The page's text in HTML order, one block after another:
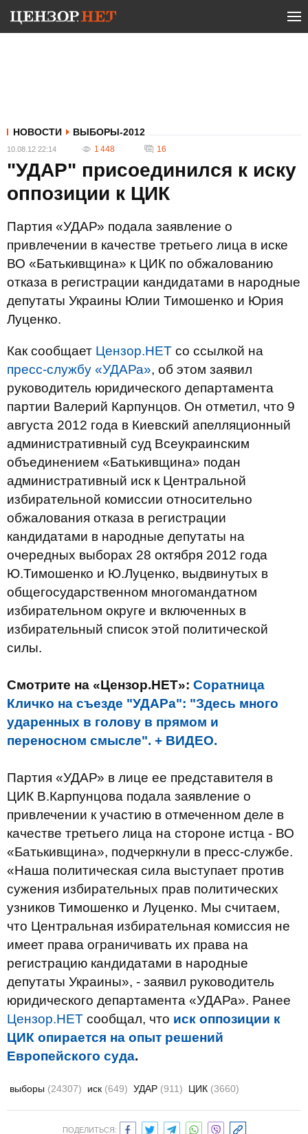
НОВОСТИ ВЫБОРЫ-2012
10.08.12 22:14 1 448 16
"УДАР" присоединился к иску
оппозиции к ЦИК
Партия «УДАР» подала заявление о
привлечении в качестве третьего лица в иске
ВО «Батькивщина» к ЦИК по обжалованию
отказа в регистрации кандидатами в народные
депутаты Украины Юлии Тимошенко и Юрия
Луценко.
Как сообщает Цензор.НЕТ со ссылкой на
пресс-службу «УДАРа», об этом заявил
руководитель юридического департамента
партии Валерий Карпунцов. Он отметил, что 9
августа 2012 года в Киевский апелляционный
административный суд Всеукраинским
объединением «Батькивщина» подан
административный иск к Центральной
избирательной комиссии относительно
обжалования отказа в регистрации
кандидатами в народные депутаты на
очередных выборах 28 октября 2012 года
Ю.Тимошенко и Ю.Луценко, выдвинутых в
общегосударственном многомандатном
избирательном округе и включенных в
избирательный список этой политической
силы.
Смотрите на «Цензор.НЕТ»: Соратница
Кличко на съезде "УДАРа": "Здесь много
ударенных в голову в прямом и
переносном смысле". + ВИДЕО.
Партия «УДАР» в лице ее представителя в
ЦИК В.Карпунцова подала заявление о
привлечении к участию в отмеченном деле в
качестве третьего лица на стороне истца - ВО
«Батькивщина», подчеркнули в пресс-службе.
«Наша политическая сила выступает против
сужения избирательных прав политических
узников Тимошенко и Луценко. Мы считаем,
что Центральная избирательная комиссия не
имеет права ограничивать их права на
регистрацию кандидатами в народные
депутаты Украины», - заявил руководитель
юридического департамента «УДАРа». Ранее
Цензор.НЕТ сообщал, что иск оппозиции к
ЦИК опирается на опыт решений
Европейского суда.
выборы (24307) иск (649) УДАР (911) ЦИК (3660)
ПОДЕЛИТЬСЯ: